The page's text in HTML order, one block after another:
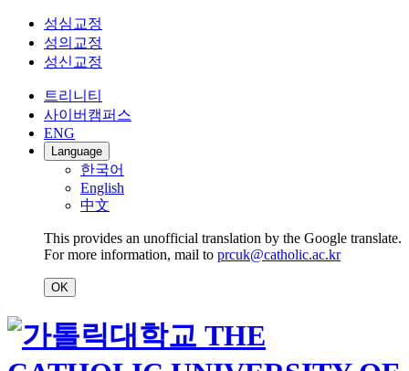
성심교정
성의교정
성신교정
트리니티
사이버캠퍼스
ENG
Language
한국어
English
中文
This provides an unofficial translation by the Google translate.
For more information, mail to prcuk@catholic.ac.kr
OK